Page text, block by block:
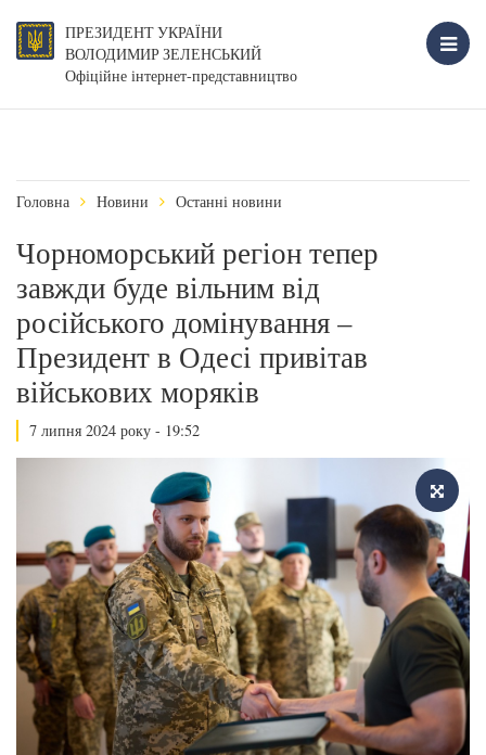
ПРЕЗИДЕНТ УКРАЇНИ
ВОЛОДИМИР ЗЕЛЕНСЬКИЙ
Офіційне інтернет-представництво
Головна Новини Останні новини
Чорноморський регіон тепер
завжди буде вільним від
російського домінування –
Президент в Одесі привітав
військових моряків
7 липня 2024 року - 19:52